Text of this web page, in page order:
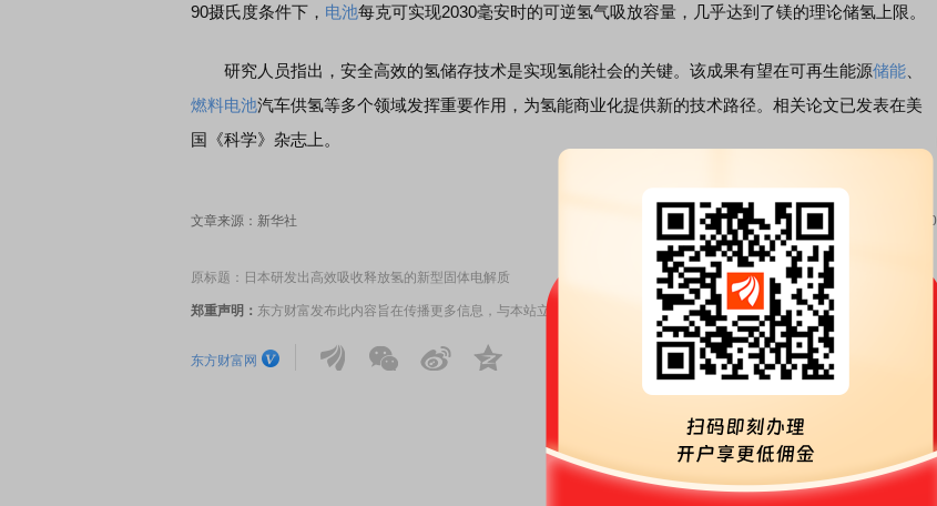
90摄氏度条件下， 电池每克可实现2030毫安时的可逆氢气吸放容量，几乎达到了镁的理论储氢上限。
研究人员指出，安全高效的氢储存技术是实现氢能社会的关键。该成果有望在可再生能源储能
燃料电池汽车供氢等多个领域发挥重要作用，为氢能商业化提供新的技术路径。相关论文已发表在美
国《科学》杂志上。
文章来源：新华社 责任编辑：70
原标题：日本研发出高效吸收释放氢的新型固体电解质
郑重声明： 东方财富发布此内容旨在传播更多信息，与本站立场无关，不构成投资建议。据此操作，风险自担。
东方财富网